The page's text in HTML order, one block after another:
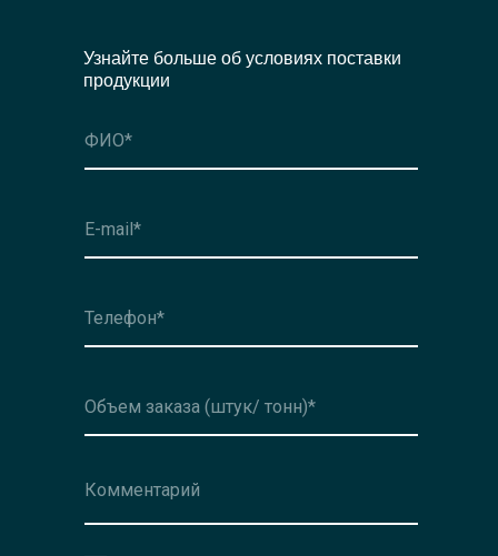
Узнайте больше об условиях поставки
продукции
Оформить заявку